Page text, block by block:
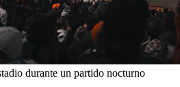
durante un partido nocturno